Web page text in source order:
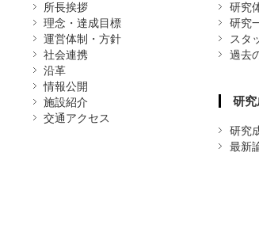
所長挨拶
理念・達成目標
運営体制・方針
社会連携
沿革
情報公開
施設紹介
交通アクセス
研究
研究
スタ
過去
研
研究
最新